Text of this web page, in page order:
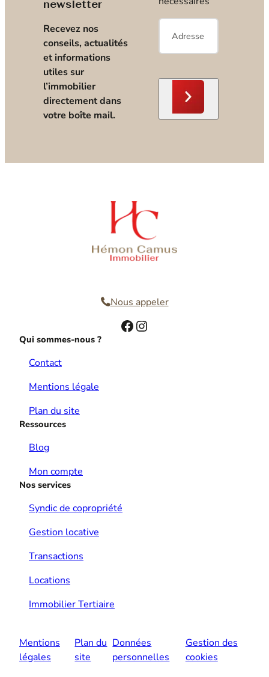
newsletter
Recevez nos
conseils, actualités
et informations
utiles sur
l’immobilier
directement dans
votre boîte mail.
E-
mail*
Nous appeler
Facebook Instagram
Qui sommes-nous ?
Contact
Mentions légale
Plan du site
Ressources
Blog
Mon compte
Nos services
Syndic de copropriété
Gestion locative
Transactions
Locations
Immobilier Tertiaire
Mentions
légales
Plan du
site
Données
personnelles
Gestion des
cookies